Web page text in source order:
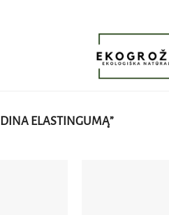
ELASTINGUMĄ”